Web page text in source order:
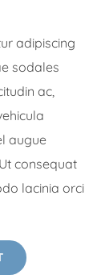
adipiscing
sodales
ac,
augue
consequat
lacinia orci